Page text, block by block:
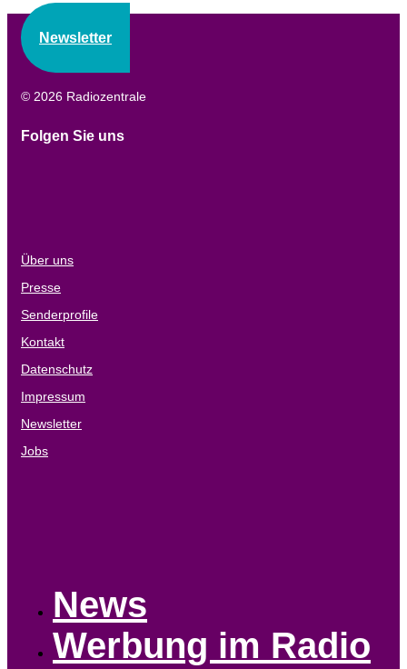
Newsletter
© 2026 Radiozentrale
Folgen Sie uns
Über uns
Presse
Senderprofile
Kontakt
Datenschutz
Impressum
Newsletter
Jobs
News
Werbung im Radio